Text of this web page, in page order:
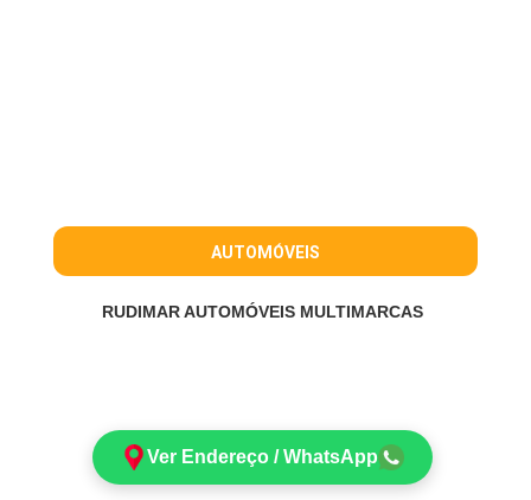
AUTOMÓVEIS
RUDIMAR AUTOMÓVEIS MULTIMARCAS
Ver Endereço / WhatsApp